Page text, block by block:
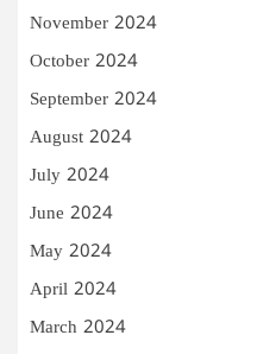
November 2024
October 2024
September 2024
August 2024
July 2024
June 2024
May 2024
April 2024
March 2024